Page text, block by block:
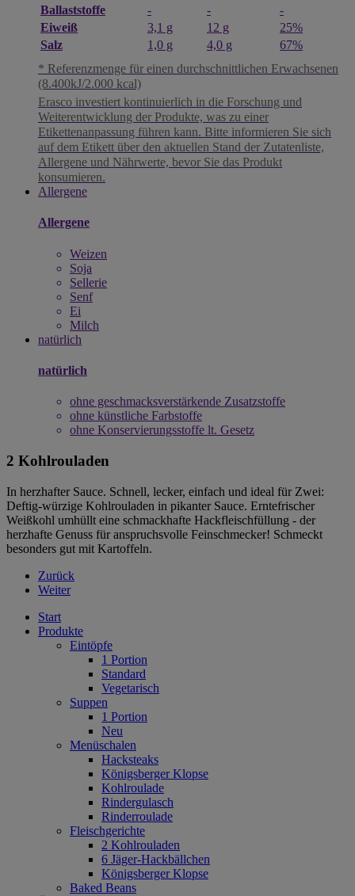
Ballaststoffe
- -
-
Eiweiß
3,1 g 12 g
25%
Salz
1,0 g 4,0 g
67%
* Referenzmenge für einen durchschnittlichen Erwachsenen
(8.400kJ/2.000 kcal)
Erasco investiert kontinuierlich in die Forschung und
Weiterentwicklung der Produkte, was zu einer
Etikettenanpassung führen kann. Bitte informieren Sie sich
auf dem Etikett über den aktuellen Stand der Zutatenliste,
Allergene und Nährwerte, bevor Sie das Produkt
konsumieren.
Allergene
Allergene
Weizen
Soja
Sellerie
Senf
Ei
Milch
natürlich
natürlich
ohne geschmacksverstärkende Zusatzstoffe
ohne künstliche Farbstoffe
ohne Konservierungsstoffe lt. Gesetz
2 Kohlrouladen
In herzhafter Sauce. Schnell, lecker, einfach und ideal für Zwei:
Deftig-würzige Kohlrouladen in pikanter Sauce. Erntefrischer
Weißkohl umhüllt eine schmackhafte Hackfleischfüllung - der
herzhafte Genuss für anspruchsvolle Feinschmecker! Schmeckt
besonders gut mit Kartoffeln.
Zurück
Weiter
Start
Produkte
Eintöpfe
1 Portion
Standard
Vegetarisch
Suppen
1 Portion
Neu
Menüschalen
Hacksteaks
Königsberger Klopse
Kohlroulade
Rindergulasch
Rinderroulade
Fleischgerichte
2 Kohlrouladen
6 Jäger-Hackbällchen
Königsberger Klopse
Baked Beans